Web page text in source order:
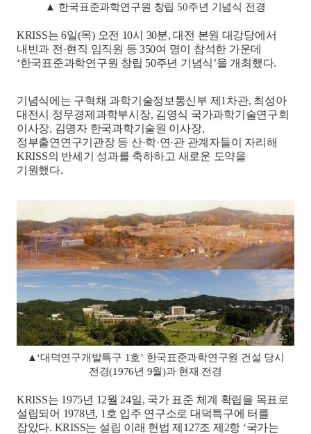
▲ 한국표준과학연구원 창립 50주년 기념식 전경
KRISS는6일(목) 오전 10시 30분,대전 본원 대강당에서
내빈과 전 ·현직 임직원 등350여 명이 참석한 가운데
‘한국표준과학연구원 창립 50주년 기념식’을 개최했다.
기념식에는 구혁채 과학기술정보통신부 제 1 차관, 최성아
대전시 정무경제과학부시장, 김영식 국가과학기술연구회
이사장, 김명자 한국과학기술원 이사장,
정부출연연구기관장 등 산·학·연·관 관계자들이 자리해
KRISS의 반세기 성과를 축하하고 새로운 도약을
기원했다.
▲‘대덕연구개발특구 1호’ 한국표준과학연구원 건설 당시
전경(1976년 9월)과 현재 전경
KRISS는 1975년 12월 24일, 국가 표준 체계 확립을 목표로
설립되어 1978년, 1 호 입주 연구소로 대덕특구에 터를
잡았다. KRISS는 설립 이래 헌법 제 127조 제 2항 ‘국가는